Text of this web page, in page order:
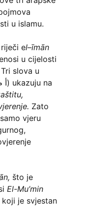
u islamu.
el–īmān
u cijelosti
slova u
Zato
vjeru
što je
El-Mu’min